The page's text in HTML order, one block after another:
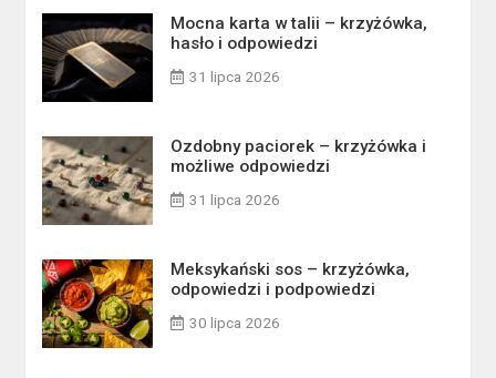
Mocna karta w talii – krzyżówka,
hasło i odpowiedzi
31 lipca 2026
Ozdobny paciorek – krzyżówka i
możliwe odpowiedzi
31 lipca 2026
Meksykański sos – krzyżówka,
odpowiedzi i podpowiedzi
30 lipca 2026